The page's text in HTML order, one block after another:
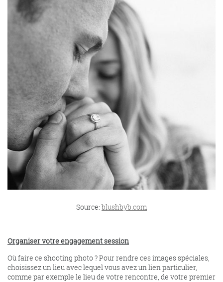
Source: blushbyb.com
Organiser votre engagement session
Où faire ce shooting photo ? Pour rendre ces images spéciales,
choisissez un lieu avec lequel vous avez un lien particulier,
comme par exemple le lieu de votre rencontre, de votre premier